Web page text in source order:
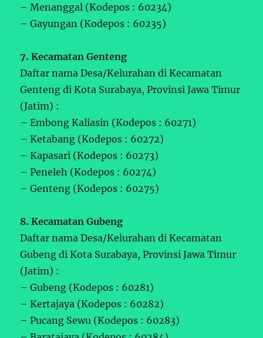
– Menanggal (Kodepos : 60234)
– Gayungan (Kodepos : 60235)
7. Kecamatan Genteng
Daftar nama Desa/Kelurahan di Kecamatan
Genteng di Kota Surabaya, Provinsi Jawa Timur
(Jatim) :
– Embong Kaliasin (Kodepos : 60271)
– Ketabang (Kodepos : 60272)
– Kapasari (Kodepos : 60273)
– Peneleh (Kodepos : 60274)
– Genteng (Kodepos : 60275)
8. Kecamatan Gubeng
Daftar nama Desa/Kelurahan di Kecamatan
Gubeng di Kota Surabaya, Provinsi Jawa Timur
(Jatim) :
– Gubeng (Kodepos : 60281)
– Kertajaya (Kodepos : 60282)
– Pucang Sewu (Kodepos : 60283)